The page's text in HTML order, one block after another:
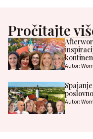
Pročitajte
Autor:
Autor: